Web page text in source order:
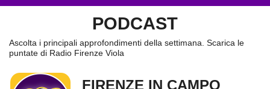
PODCAST
Ascolta i principali approfondimenti della settimana. Scarica le
puntate di Radio Firenze Viola
FIRENZE IN CAMPO